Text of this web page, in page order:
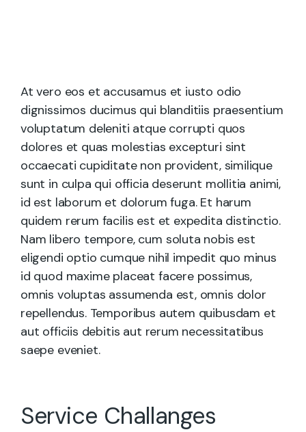
At vero eos et accusamus et iusto odio
dignissimos ducimus qui blanditiis praesentium
voluptatum deleniti atque corrupti quos
dolores et quas molestias excepturi sint
occaecati cupiditate non provident, similique
sunt in culpa qui officia deserunt mollitia animi,
id est laborum et dolorum fuga. Et harum
quidem rerum facilis est et expedita distinctio.
Nam libero tempore, cum soluta nobis est
eligendi optio cumque nihil impedit quo minus
id quod maxime placeat facere possimus,
omnis voluptas assumenda est, omnis dolor
repellendus. Temporibus autem quibusdam et
aut officiis debitis aut rerum necessitatibus
saepe eveniet.
Service Challanges